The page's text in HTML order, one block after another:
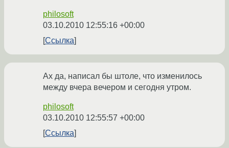
philosoft
03.10.2010 12:55:16 +00:00
Ссылка
Ах да, написал бы штоле, что изменилось
между вчера вечером и сегодня утром.
philosoft
03.10.2010 12:55:57 +00:00
Ссылка